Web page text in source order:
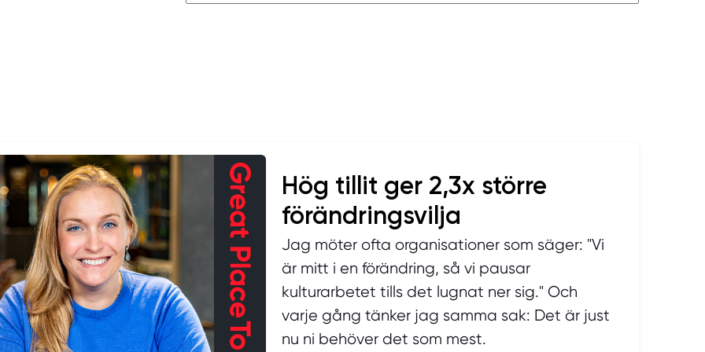
Hög tillit ger 2,3x större
förändringsvilja
Jag möter ofta organisationer som säger: "Vi
är mitt i en förändring, så vi pausar
kulturarbetet tills det lugnat ner sig." Och
varje gång tänker jag samma sak: Det är just
nu ni behöver det som mest.